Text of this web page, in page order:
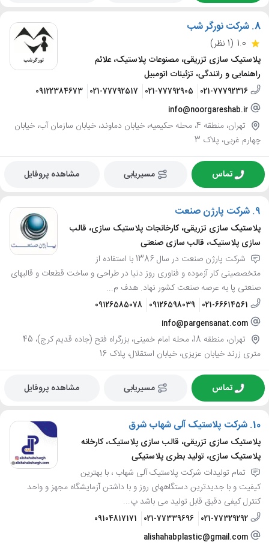
8. شرکت نورگر شب
1.0 (1 نظر)
پلاستیک سازی تزریقی، مصنوعات پلاستیک، علائم
راهنمایی و رانندگی، تزئینات اتومبیل
021-77792316
021-77792905
021-77792517
09122384673
info@noorgareshab.ir
تهران، منطقه 4، محله حکیمیه، خیابان دماوند، خیابان سازمان آب، خیابان
چهارم غربی، پلاک 3
تماس مسیریابی مشاهده پروفایل
9. شرکت پارژن صنعت
پلاستیک سازی تزریقی، کارخانجات پلاستیک سازی، قالب
سازی پلاستیک، قالب سازی صنعتی
شرکت پارژن صنعت در سال 1386 با استفاده از
متخصصینی کار آزموده و فناوری روز دنیا در طراحی و ساخت قطعات و قالبهای
صنعتی پا به عرصه صنعت کشور نهاد. هدف م...
021-66614561
09126598039
09126585078
info@pargensanat.com
تهران، منطقه 18، محله امام خمینی، بزرگراه فتح (جاده قدیم کرج)، 45
متری زرند خیابان عزیزی، خیابان استقلال، پلاک 16
تماس مسیریابی مشاهده پروفایل
10. شرکت پلاستیک آلی شهاب شرق
پلاستیک سازی تزریقی، قالب سازی پلاستیک، کارخانه
پلاستیک سازی، تولید بطری پلاستیکی
تمام تولیدات شرکت پلاستیک آلی شهاب ، با بهترین
کیفیت و با جدیدترین دستگاههای روز و با داشتن آزمایشگاه مجهز و واحد
کنترل کیفی دقیق قابل تولید می باشد پ...
021-77329292
021-77339696
09104817171
alishahabplastic@gmail.com